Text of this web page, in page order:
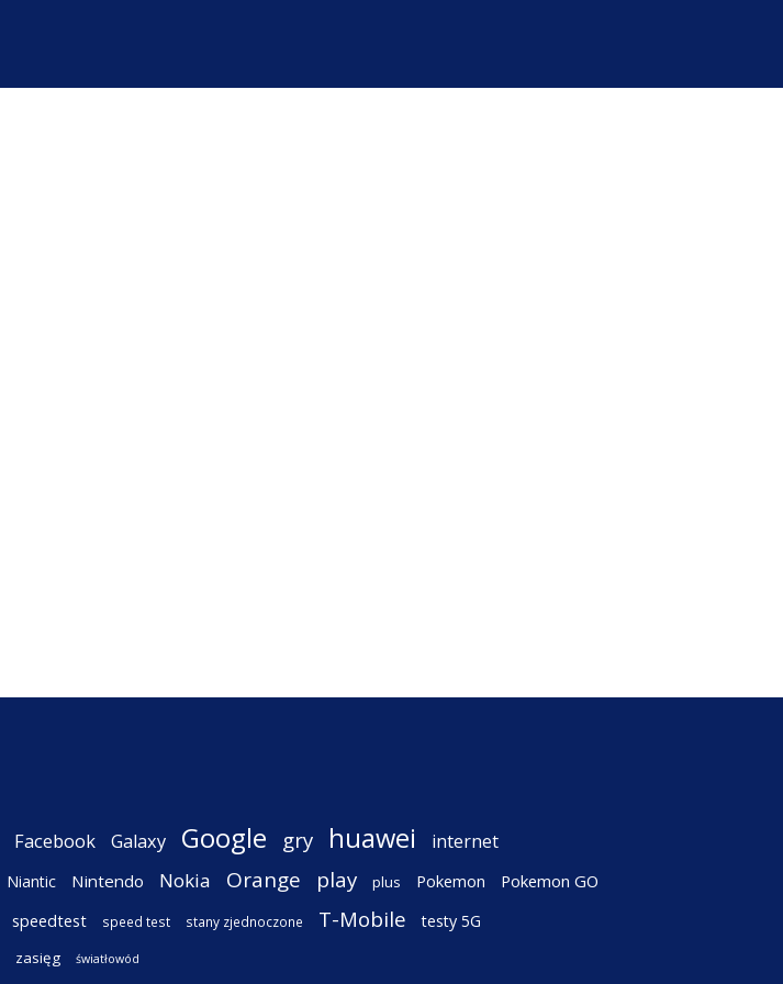
Facebook Galaxy Google gry huawei internet
Niantic Nintendo Nokia Orange play plus Pokemon Pokemon GO
speedtest speed test stany zjednoczone T-Mobile testy 5G
zasięg światłowód